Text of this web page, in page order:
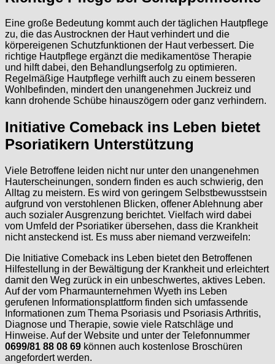
Eine große Bedeutung kommt auch der täglichen Hautpflege
zu, die das Austrocknen der Haut verhindert und die
körpereigenen Schutzfunktionen der Haut verbessert. Die
richtige Hautpflege ergänzt die medikamentöse Therapie
und hilft dabei, den Behandlungserfolg zu optimieren.
Regelmäßige Hautpflege verhilft auch zu einem besseren
Wohlbefinden, mindert den unangenehmen Juckreiz und
kann drohende Schübe hinauszögern oder ganz verhindern.
Initiative Comeback ins Leben bietet
Psoriatikern Unterstützung
Viele Betroffene leiden nicht nur unter den unangenehmen
Hauterscheinungen, sondern finden es auch schwierig, den
Alltag zu meistern. Es wird von geringem Selbstbewusstsein
aufgrund von verstohlenen Blicken, offener Ablehnung aber
auch sozialer Ausgrenzung berichtet. Vielfach wird dabei
vom Umfeld der Psoriatiker übersehen, dass die Krankheit
nicht ansteckend ist. Es muss aber niemand verzweifeln:
Die Initiative Comeback ins Leben bietet den Betroffenen
Hilfestellung in der Bewältigung der Krankheit und erleichtert
damit den Weg zurück in ein unbeschwertes, aktives Leben.
Auf der vom Pharmaunternehmen Wyeth ins Leben
gerufenen Informationsplattform finden sich umfassende
Informationen zum Thema Psoriasis und Psoriasis Arthritis,
Diagnose und Therapie, sowie viele Ratschläge und
Hinweise. Auf der Website und unter der Telefonnummer
0699/81 88 08 69 können auch kostenlose Broschüren
angefordert werden.